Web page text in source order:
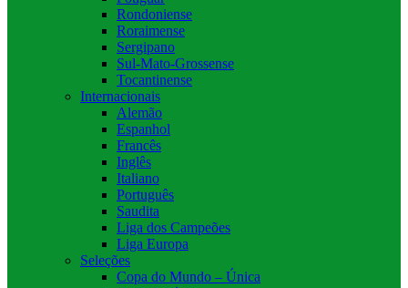
Rondoniense
Roraimense
Sergipano
Sul-Mato-Grossense
Tocantinense
Internacionais
Alemão
Espanhol
Francês
Inglês
Italiano
Português
Saudita
Liga dos Campeões
Liga Europa
Seleções
Copa do Mundo – Única